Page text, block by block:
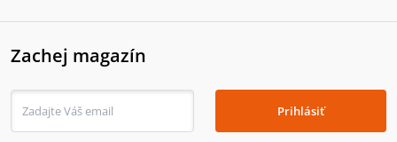
Zachej magazín
Prihlásiť